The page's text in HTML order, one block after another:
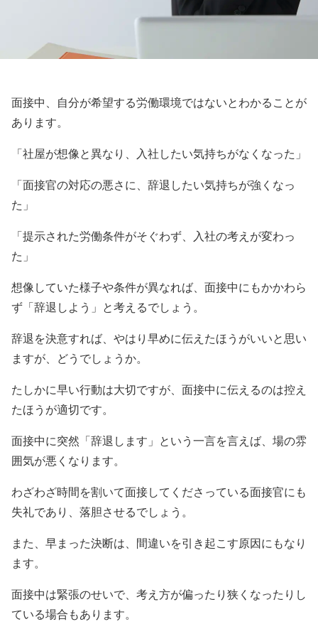
面接中、自分が希望する労働環境ではないとわかることが
あります。
「社屋が想像と異なり、入社したい気持ちがなくなった」
「面接官の対応の悪さに、辞退したい気持ちが強くなっ
た」
「提示された労働条件がそぐわず、入社の考えが変わっ
た」
想像していた様子や条件が異なれば、面接中にもかかわら
ず「辞退しよう」と考えるでしょう。
辞退を決意すれば、やはり早めに伝えたほうがいいと思い
ますが、どうでしょうか。
たしかに早い行動は大切ですが、面接中に伝えるのは控え
たほうが適切です。
面接中に突然「辞退します」という一言を言えば、場の雰
囲気が悪くなります。
わざわざ時間を割いて面接してくださっている面接官にも
失礼であり、落胆させるでしょう。
また、早まった決断は、間違いを引き起こす原因にもなり
ます。
面接中は緊張のせいで、考え方が偏ったり狭くなったりし
ている場合もあります。